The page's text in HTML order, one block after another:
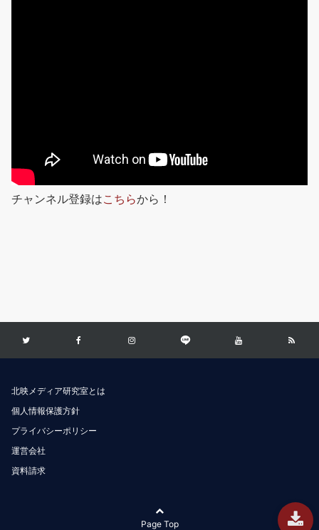
チャンネル登録はこちらから！
北映メディア研究室とは
個人情報保護方針
プライバシーポリシー
運営会社
資料請求
Page Top